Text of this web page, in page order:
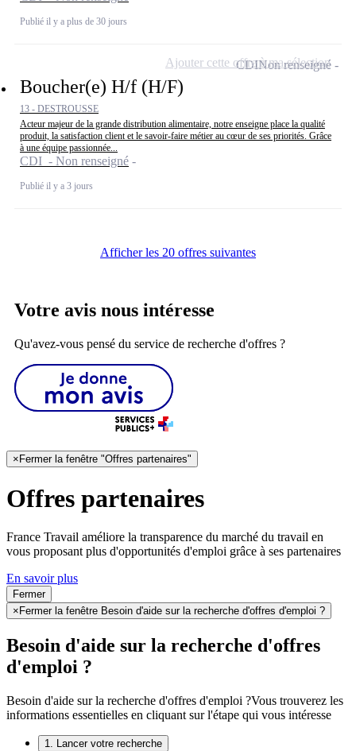
Publié il y a plus de 30 jours
Boucher(e) H/f (H/F)
13 - DESTROUSSE
Acteur majeur de la grande distribution alimentaire, notre enseigne place la qualité
produit, la satisfaction client et le savoir-faire métier au cœur de ses priorités. Grâce
à une équipe passionnée...
CDI - Non renseigné
Publié il y a 3 jours
CDINon renseigné
Ajouter cette offre à ma sélection
Afficher les 20 offres suivantes
Votre avis nous intéresse
Qu'avez-vous pensé du service de recherche d'offres ?
×Fermer la fenêtre "Offres partenaires"
Offres partenaires
France Travail améliore la transparence du marché du travail en
vous proposant plus d'opportunités d'emploi grâce à ses partenaires
En savoir plus
Fermer
× Fermer la fenêtre Besoin d'aide sur la recherche d'offres d'emploi ?
Besoin d'aide sur la recherche d'offres
d'emploi ?
Besoin d'aide sur la recherche d'offres d'emploi ?Vous trouverez les
informations essentielles en cliquant sur l'étape qui vous intéresse
1. Lancer votre recherche